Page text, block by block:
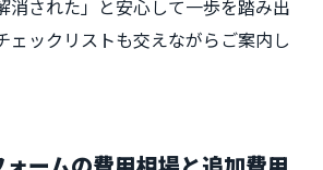
消された」と安心して一歩を踏み出
ェックリストも交えながらご案内し